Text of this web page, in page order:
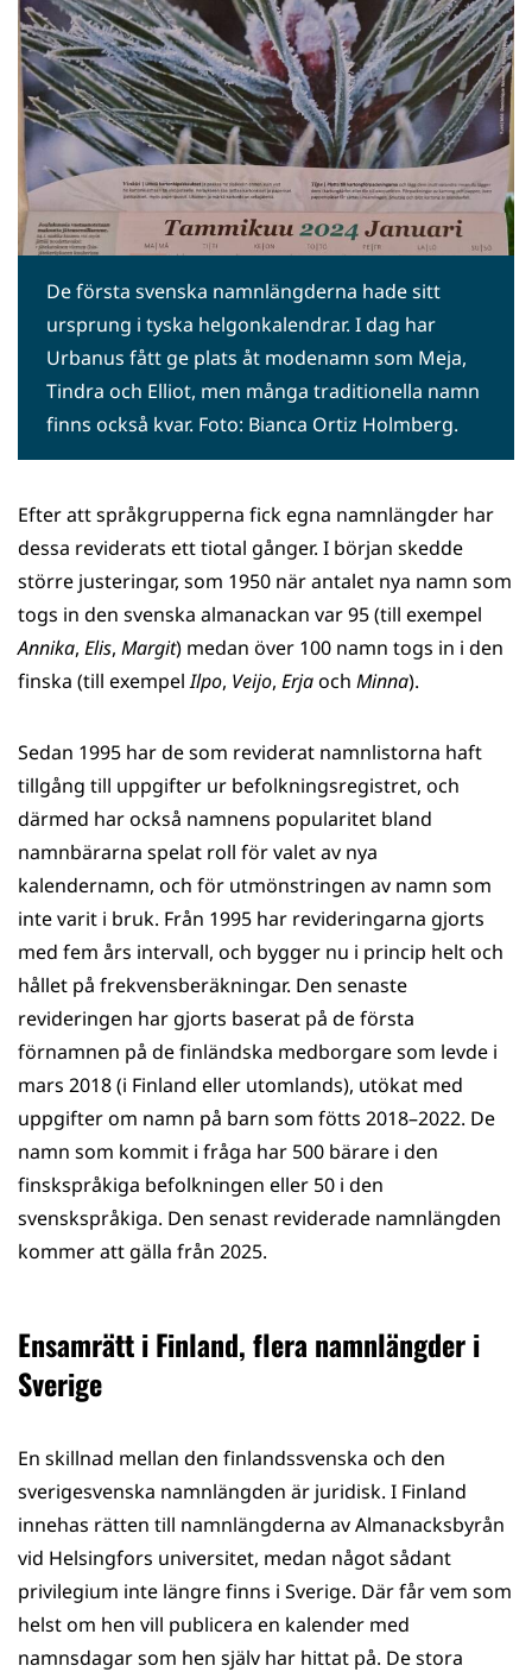
De första svenska namnlängderna hade sitt
ursprung i tyska helgonkalendrar. I dag har
Urbanus fått ge plats åt modenamn som Meja,
Tindra och Elliot, men många traditionella namn
finns också kvar. Foto: Bianca Ortiz Holmberg.
Efter att språkgrupperna fick egna namnlängder har
dessa reviderats ett tiotal gånger. I början skedde
större justeringar, som 1950 när antalet nya namn som
togs in den svenska almanackan var 95 (till exempel
Annika, Elis, Margit) medan över 100 namn togs in i den
finska (till exempelIlpo, Veijo, Erjaoch Minna).
Sedan 1995 har de som reviderat namnlistorna haft
tillgång till uppgifter ur befolkningsregistret, och
därmed har också namnens popularitet bland
namnbärarna spelat roll för valet av nya
kalendernamn, och för utmönstringen av namn som
inte varit i bruk. Från 1995 har revideringarna gjorts
med fem års intervall, och bygger nu i princip helt och
hållet på frekvensberäkningar. Den senaste
revideringen har gjorts baserat på de första
förnamnen på de finländska medborgare som levde i
mars 2018 (i Finland eller utomlands), utökat med
uppgifter om namn på barn som fötts 2018­–2022. De
namn som kommit i fråga har 500 bärare i den
finskspråkiga befolkningen eller 50 i den
svenskspråkiga. Den senast reviderade namnlängden
kommer att gälla från 2025.
Ensamrätt i Finland, flera namnlängder i
Sverige
En skillnad mellan den finlandssvenska och den
sverigesvenska namnlängden är juridisk. I Finland
innehas rätten till namnlängderna av Almanacksbyrån
vid Helsingfors universitet, medan något sådant
privilegium inte längre finns i Sverige. Där får vem som
helst om hen vill publicera en kalender med
namnsdagar som hen själv har hittat på. De stora